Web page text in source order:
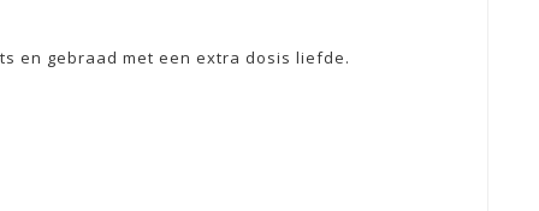
en gebraad met een extra dosis liefde.